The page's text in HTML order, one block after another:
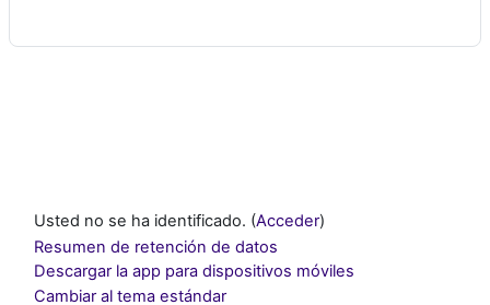
Usted no se ha identificado. (Acceder)
Resumen de retención de datos
Descargar la app para dispositivos móviles
Cambiar al tema estándar